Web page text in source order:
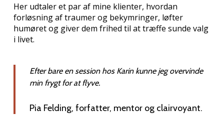
Her udtaler et par af mine klienter, hvordan
forløsning af traumer og bekymringer, løfter
humøret og giver dem frihed til at træffe sunde valg
i livet.
Efter bare en session hos Karin kunne jeg overvinde
min frygt for at flyve.
Pia Felding, forfatter, mentor og clairvoyant.